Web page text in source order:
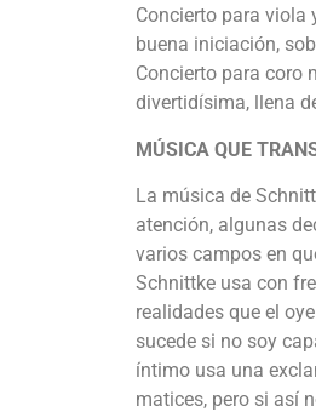
Concierto para viola
buena iniciación,
Concierto para coro
divertidísima, llena
MÚSICA QUE
La música de
atención, algunas
varios campos en
Schnittke usa con
realidades que el
sucede si no soy
íntimo usa una
matices, pero si así